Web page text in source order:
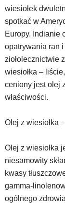
wiesiołek
spotkać w
Europy. Indianie
opatrywania ran
ziołolecznictwie
wiesiołka –
ceniony jest olej
właściwości.
Olej z wiesiołka
Olej z wiesiołka
niesamowity
kwasy
gamma-
ogólnego